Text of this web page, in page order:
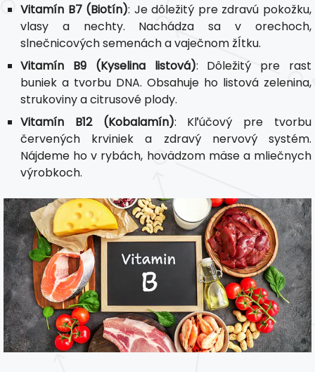
Vitamín B7 (Biotín): Je dôležitý pre zdravú pokožku,
vlasy a nechty. Nachádza sa v orechoch,
slnečnicových semenách a vaječnom žĺtku.
Vitamín B9 (Kyselina listová): Dôležitý pre rast
buniek a tvorbu DNA. Obsahuje ho listová zelenina,
strukoviny a citrusové plody.
Vitamín B12 (Kobalamín): Kľúčový pre tvorbu
červených krviniek a zdravý nervový systém.
Nájdeme ho v rybách, hovädzom mäse a mliečnych
výrobkoch.